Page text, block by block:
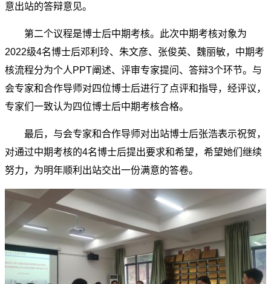
意出站的答辩意见。
第二个议程是博士后中期考核。此次中期考核对象为
2022级4名博士后邓利玲、朱文彦、张俊英、魏丽敏，中期考
核流程分为个人PPT阐述、评审专家提问、答辩3个环节。与
会专家和合作导师对四位博士后进行了点评和指导，经评议，
专家们一致认为四位博士后中期考核合格。
最后，与会专家和合作导师对出站博士后张浩表示祝贺，
对通过中期考核的4名博士后提出要求和希望，希望她们继续
努力，为明年顺利出站交出一份满意的答卷。